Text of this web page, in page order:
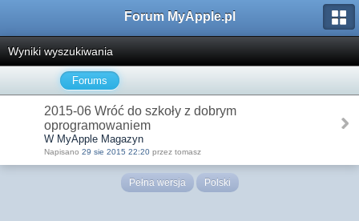
Forum MyApple.pl
Wyniki wyszukiwania
Forums
2015-06 Wróć do szkoły z dobrym
oprogramowaniem
W MyApple Magazyn
Napisano 29 sie 2015 22:20 przez tomasz
Pełna wersja Polski